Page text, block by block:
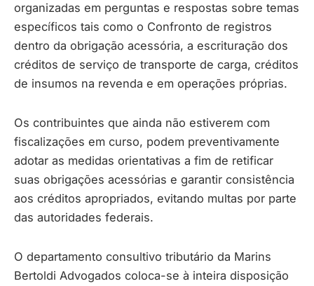
organizadas em perguntas e respostas sobre temas
específicos tais como o Confronto de registros
dentro da obrigação acessória, a escrituração dos
créditos de serviço de transporte de carga, créditos
de insumos na revenda e em operações próprias.
Os contribuintes que ainda não estiverem com
fiscalizações em curso, podem preventivamente
adotar as medidas orientativas a fim de retificar
suas obrigações acessórias e garantir consistência
aos créditos apropriados, evitando multas por parte
das autoridades federais.
O departamento consultivo tributário da Marins
Bertoldi Advogados coloca-se à inteira disposição